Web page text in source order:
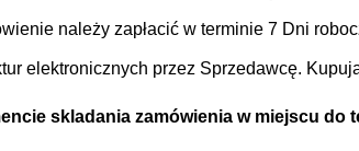
należy zapłacić w terminie 7 Dni
elektronicznych przez Sprzedawcę.
skladania zamówienia w miejscu do